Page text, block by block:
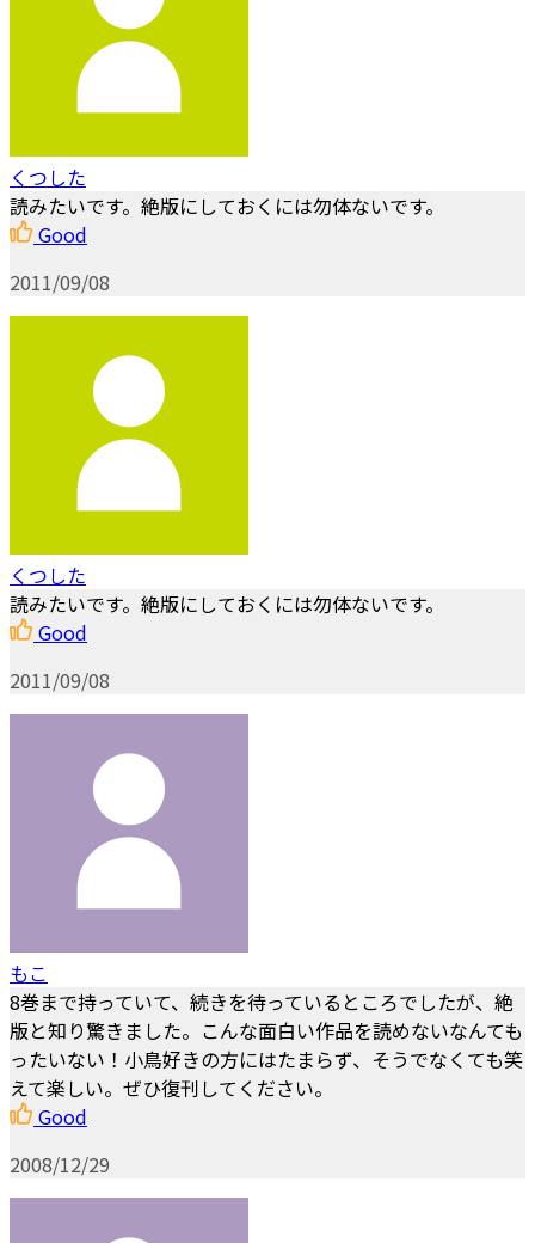
くつした
読みたいです。絶版にしておくには勿体ないです。
Good
2011/09/08
くつした
読みたいです。絶版にしておくには勿体ないです。
Good
2011/09/08
もこ
8巻まで持っていて、続きを待っているところでしたが、絶
版と知り驚きました。こんな面白い作品を読めないなんても
ったいない！小鳥好きの方にはたまらず、そうでなくても笑
えて楽しい。ぜひ復刊してください。
Good
2008/12/29